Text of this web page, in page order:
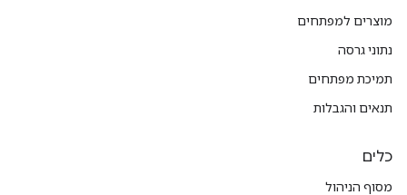
מוצרים למפתחים
נתוני גרסה
תמיכת מפתחים
תנאים והגבלות
כלים
מסוף הניהול